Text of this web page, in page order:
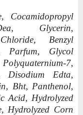
Cocamidopropyl
Glycerin,
Benzyl
Parfum, Glycol
7,
Disodium Edta,
Bht, Panthenol,
Acid, Hydrolyzed
Hydrolyzed Corn